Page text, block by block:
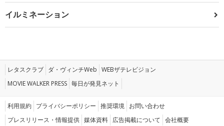
イルミネーション
レタスクラブ ダ・ヴィンチWeb WEBザテレビジョン
MOVIE WALKER PRESS 毎日が発見ネット
利用規約 プライバシーポリシー 推奨環境 お問い合わせ
プレスリリース・情報提供 媒体資料 広告掲載について 会社概要